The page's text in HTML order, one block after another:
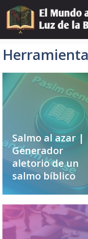
Saltar
contenido
Salmo al azar |
Generador
aletorio de un
salmo bíblico